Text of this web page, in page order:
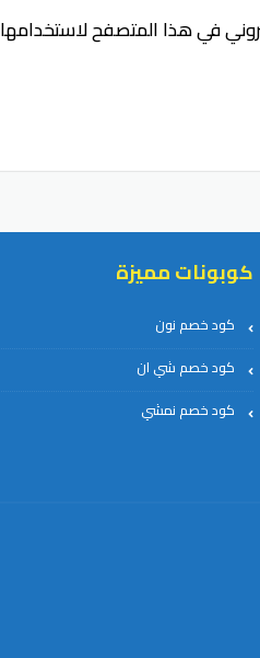
في هذا المتصفح لاستخدامها
كوبونات مميزة
كود خصم نون
كود خصم شي ان
كود خصم نمشي